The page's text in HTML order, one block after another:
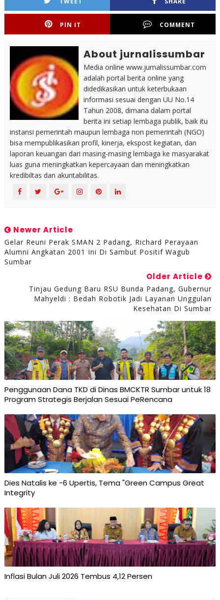
PIN IT COMMENT
About jurnalissumbar
Media online www.jurnalissumbar.com
adalah portal berita online yang
didedikasikan untuk keterbukaan
informasi sesuai dengan UU No.14
Tahun 2008, dimana dalam portal
berita ini setiap lembaga publik, baik itu
instansi pemerintah maupun lembaga non pemerintah (NGO)
bisa mempublikasikan profil, kinerja, ekspost kegiatan, dan
laporan keuangan dari masing-masing lembaga ke masyarakat
luas guna meningkatkan kepercayaan dan meningkatkan
kredibiltas dan akuntabilitas.
Newer Article
Gelar Reuni Perak SMAN 2 Padang, Richard Perayaan
Alumni Angkatan 2001 Ini Di Sambut Positif Wagub
Sumbar
Older Article
Tinjau Gedung Baru RSU Bunda Padang, Gubernur
Mahyeldi : Bedah Robotik Jadi Layanan Unggulan
Kesehatan Di Sumbar
Penggunaan Dana TKD di Dinas BMCKTR Sumbar untuk 18
Program Strategis Berjalan Sesuai PeRencana
Dies Natalis ke -6 Upertis, Tema "Green Campus Great
Integrity
Inflasi Bulan Juli 2026 Tembus 4,12 Persen